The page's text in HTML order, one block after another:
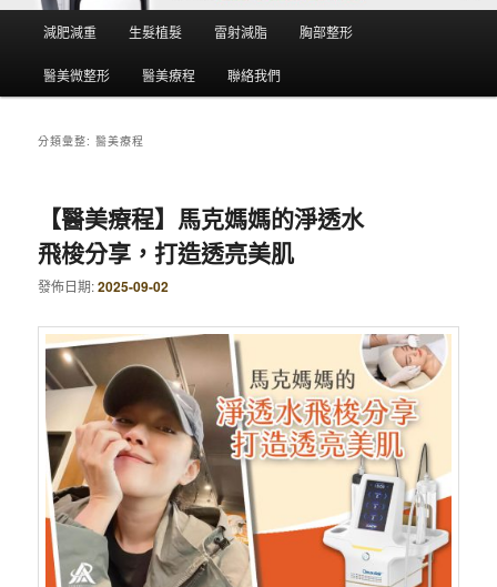
單
減肥減重 生髮植髮 雷射減脂 胸部整形
醫美微整形 醫美療程 聯絡我們
分類彙整:醫美療程
【醫美療程】馬克媽媽的淨透水
飛梭分享，打造透亮美肌
發佈日期:2025-09-02